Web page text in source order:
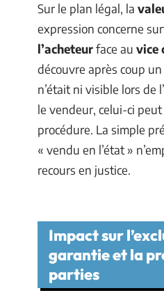
Sur le plan légal, la
expression concerne
l’acheteurface au vice
découvre après coup
n’était ni visible lors de
le vendeur, celui-ci
procédure. La simple
« vendu en l’état »
recours en justice.
Impact sur
garantie et la
parties